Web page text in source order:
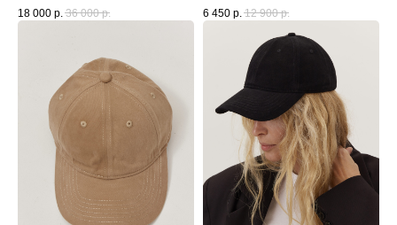
18 000 р. 36 000 р. 6 450 р. 12 900 р.